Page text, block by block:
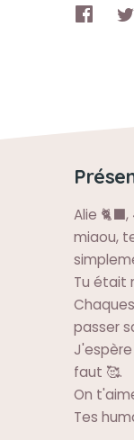
Alie
miaou,
Tu était
passer
faut 🥰.
On
Tes